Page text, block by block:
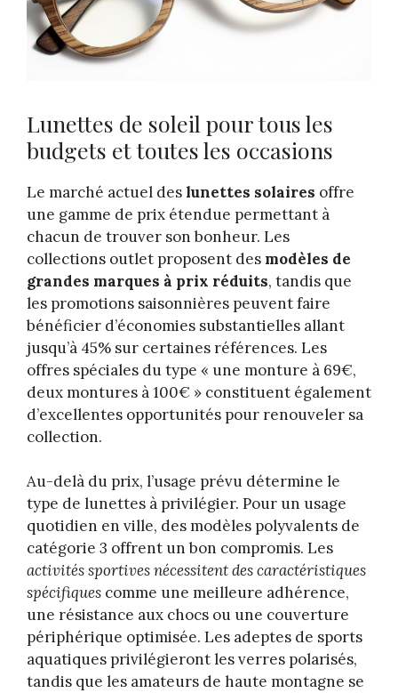
Lunettes de soleil pour tous les
budgets et toutes les occasions
Le marché actuel deslunettes solaires offre
une gamme de prix étendue permettant à
chacun de trouver son bonheur. Les
collections outlet proposent des modèles de
grandes marques à prix réduits, tandis que
les promotions saisonnières peuvent faire
bénéficier d’économies substantielles allant
jusqu’à 45% sur certaines références. Les
offres spéciales du type « une monture à 69€,
deux montures à 100€ » constituent également
d’excellentes opportunités pour renouveler sa
collection.
Au-delà du prix, l’usage prévu détermine le
type de lunettes à privilégier. Pour un usage
quotidien en ville, des modèles polyvalents de
catégorie 3 offrent un bon compromis. Les
activités sportives nécessitent des caractéristiques
spécifiques comme une meilleure adhérence,
une résistance aux chocs ou une couverture
périphérique optimisée. Les adeptes de sports
aquatiques privilégieront les verres polarisés,
tandis que les amateurs de haute montagne se